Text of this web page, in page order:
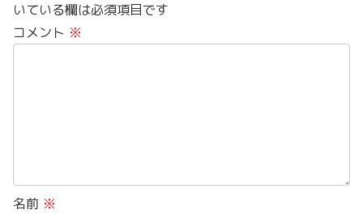
いている欄は必須項目です
コメント ※
名前 ※